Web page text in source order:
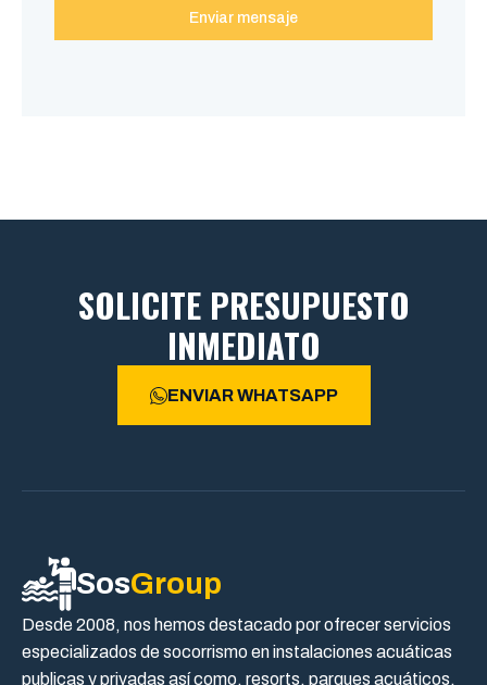
Enviar mensaje
SOLICITE PRESUPUESTO
INMEDIATO
ENVIAR WHATSAPP
SosGroup
Desde 2008, nos hemos destacado por ofrecer servicios
especializados de socorrismo en instalaciones acuáticas
publicas y privadas así como, resorts, parques acuáticos,